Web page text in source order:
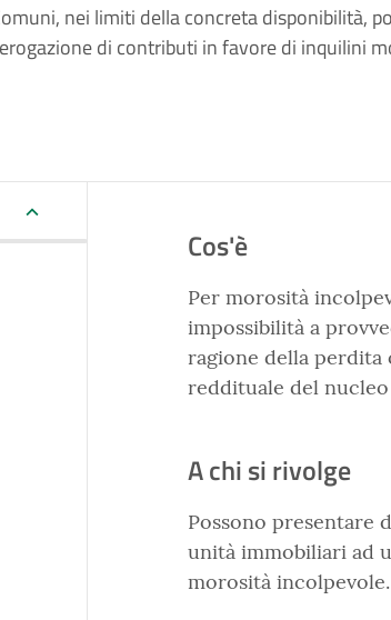
nei limiti della concreta disponibilità,
di contributi in favore di inquilini
Cos'è
Per morosità
impossibilità a
ragione della perdita
reddituale del
A chi si rivolge
Possono presentare
unità immobiliari ad
morosità incolpevole.